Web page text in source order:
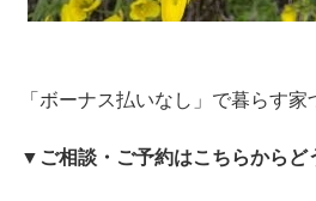
「ボーナス払いなし」で暮らす家
▼ ご相談・ご予約はこちらからど